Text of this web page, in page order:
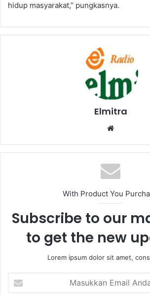
hidup masyarakat,” pungkasnya.
Elmitra
Website
With Product You
Subscribe to our
to get the new
Lorem ipsum dolor sit amet,
Email